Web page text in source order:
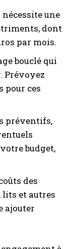
avec les
une
dont
par mois.
bouclé qui
Prévoyez
pour ces
préventifs,
budget,
des
lits et autres
ajouter